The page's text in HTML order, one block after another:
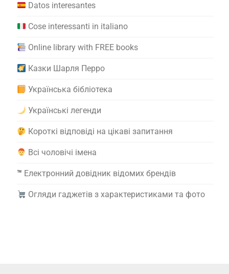
Datos interesantes
Cose interessanti in italiano
Online library with FREE books
Казки Шарля Перро
Українська бібліотека
Українські легенди
Короткі відповіді на цікаві запитання
Всі чоловічі імена
™️ Електронний довідник відомих брендів
Огляди гаджетів з характеристиками та фото